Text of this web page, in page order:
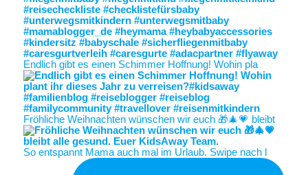
Endlich gibt es einen Schimmer Hoffnung! Wohin pla
Fröhliche Weihnachten wünschen wir euch 🎁🎄💗 bleibt
So entspannt Mama auch mal im Urlaub. Swipe nach l